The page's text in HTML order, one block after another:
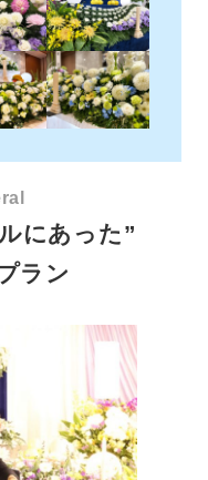
にあった”
ラン